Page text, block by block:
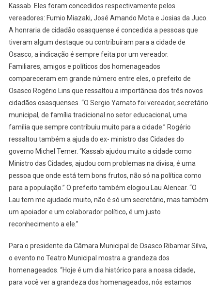
Kassab. Eles foram concedidos respectivamente pelos
vereadores: Fumio Miazaki, José Amando Mota e Josias da Juco.
A honraria de cidadão osasquense é concedida a pessoas que
tiveram algum destaque ou contribuíram para a cidade de
Osasco, a indicação é sempre feita por um vereador.
Familiares, amigos e políticos dos homenageados
compareceram em grande número entre eles, o prefeito de
Osasco Rogério Lins que ressaltou a importância dos três novos
cidadãos osasquenses. “O Sergio Yamato foi vereador, secretário
municipal, de família tradicional no setor educacional, uma
família que sempre contribuiu muito para a cidade.” Rogério
ressaltou também a ajuda do ex- ministro das Cidades do
governo Michel Temer. “Kassab ajudou muito a cidade como
Ministro das Cidades, ajudou com problemas na divisa, é uma
pessoa que onde está tem bons frutos, não só na política como
para a população.” O prefeito também elogiou Lau Alencar. “O
Lau tem me ajudado muito, não é só um secretário, mas também
um apoiador e um colaborador político, é um justo
reconhecimento a ele.”
Para o presidente da Câmara Municipal de Osasco Ribamar Silva,
o evento no Teatro Municipal mostra a grandeza dos
homenageados. “Hoje é um dia histórico para a nossa cidade,
para você ver a grandeza dos homenageados, nós estamos